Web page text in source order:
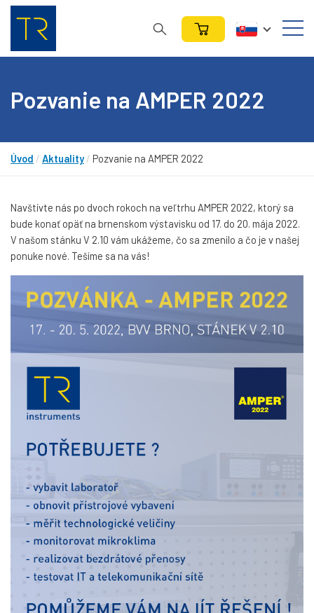
Pozvanie na AMPER 2022
Úvod / Aktuality / Pozvanie na AMPER 2022
Navštívte nás po dvoch rokoch na veľtrhu AMPER 2022, ktorý sa
bude konať opäť na brnenskom výstavisku od 17. do 20. mája 2022.
V našom stánku V 2.10 vám ukážeme, čo sa zmenilo a čo je v našej
ponuke nové. Tešíme sa na vás!